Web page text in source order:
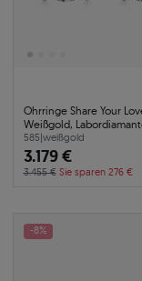
Ohrringe Share Your
Weißgold,
585|weißgold
3.179 €
3.455 € Sie sparen 276 €
-8%